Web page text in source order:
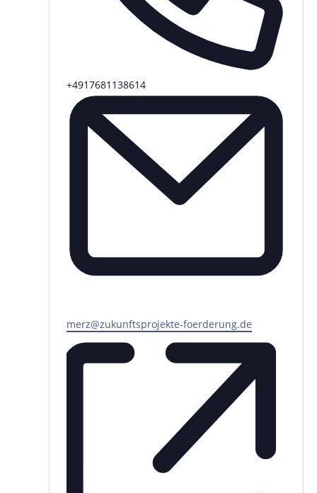
Telefon
+4917681138614
Email
merz@zukunftsprojekte-foerderung.de